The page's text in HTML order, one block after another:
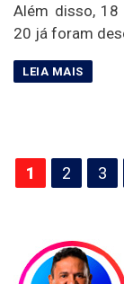
Além disso,
20 já foram
Paginação
de
1 2 3